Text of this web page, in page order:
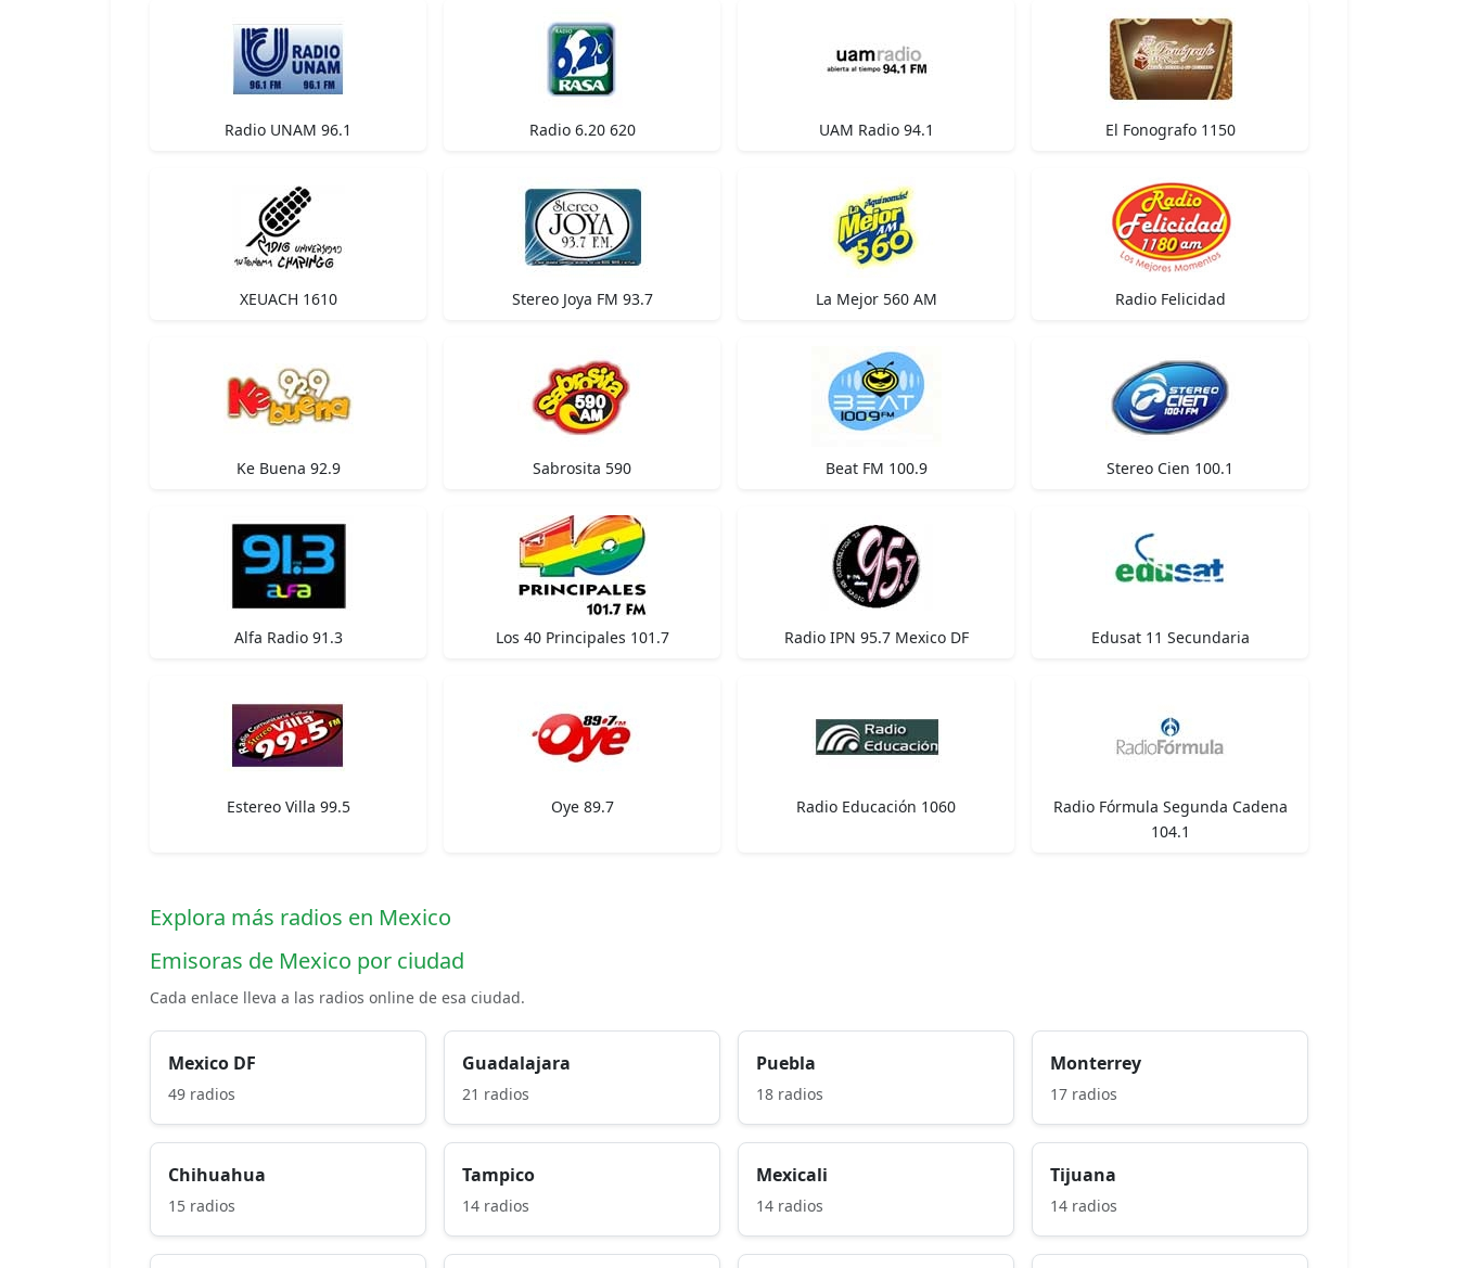
Radio UNAM 96.1 Radio 6.20 620 UAM Radio 94.1 El Fonografo 1150
XEUACH 1610 Stereo Joya FM 93.7 La Mejor 560 AM Radio Felicidad
Ke Buena 92.9 Sabrosita 590 Beat FM 100.9 Stereo Cien 100.1
Alfa Radio 91.3 Los 40 Principales 101.7 Radio IPN 95.7 Mexico DF Edusat 11 Secundaria
Estereo Villa 99.5 Oye 89.7 Radio Educación 1060
Radio Fórmula Segunda Cadena
104.1
Explora más radios en Mexico
Emisoras de Mexico por ciudad
Cada enlace lleva a las radios online de esa ciudad.
Mexico DF
49 radios
Guadalajara
21 radios
Puebla
18 radios
Monterrey
17 radios
Chihuahua
15 radios
Tampico
14 radios
Mexicali
14 radios
Tijuana
14 radios